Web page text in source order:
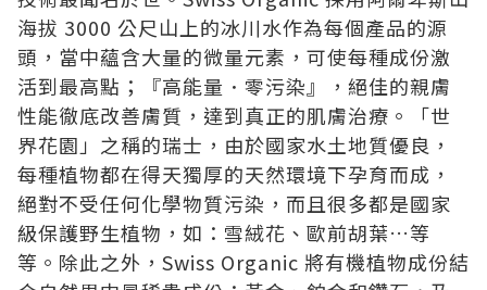
海拔 3000 公尺山上的冰川水作為每個產品的源
頭，當中蘊含大量的微量元素，可使每種成份激
活到最高點；『高能量．零污染』，絕佳的親膚
性能徹底改善膚質，達到真正的肌膚治療。「世
界花園」之稱的瑞士，由於國家水土地質優良，
每種植物都在得天獨厚的天然環境下孕育而成，
絕對不受任何化學物質污染，而且很多都是國家
級保護野生植物，如：雪絨花、歐前胡葉…等
等。除此之外， Swiss Organic 將有機植物成份結